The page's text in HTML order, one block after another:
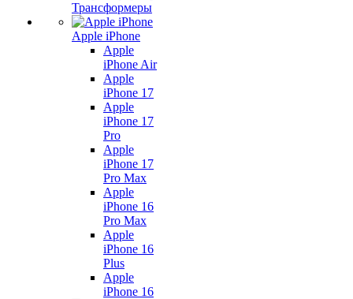
Трансформеры
Apple iPhone
Apple
iPhone Air
Apple
iPhone 17
Apple
iPhone 17
Pro
Apple
iPhone 17
Pro Max
Apple
iPhone 16
Pro Max
Apple
iPhone 16
Plus
Apple
iPhone 16